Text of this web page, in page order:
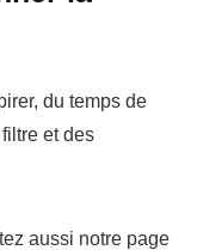
du temps de
et des
aussi notre page